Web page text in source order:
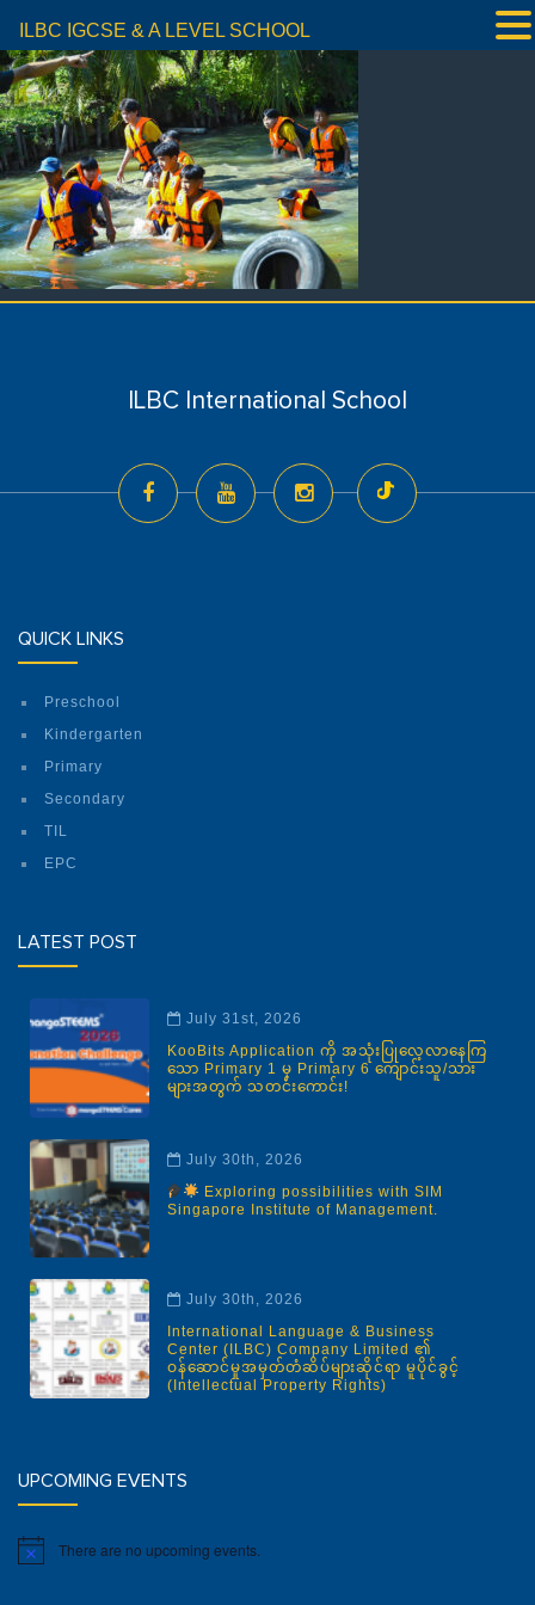
ILBC International School
QUICK LINKS
Preschool
Kindergarten
Primary
Secondary
TIL
EPC
LATEST POST
July 31st, 2026
KooBits Application ကို အသုံးပြုလေ့လာနေကြ
သော Primary 1 မှ Primary 6 ကျောင်းသူ/သား
များအတွက် သတင်းကောင်း!
July 30th, 2026
Exploring possibilities with SIM
Singapore Institute of Management.
July 30th, 2026
International Language & Business
Center (ILBC) Company Limited ၏
ဝန်ဆောင်မှုအမှတ်တံဆိပ်များဆိုင်ရာ မူပိုင်ခွင့်
(Intellectual Property Rights)
UPCOMING EVENTS
Notice There are no upcoming events.
ILBC IGCSE & A LEVEL SCHOOL